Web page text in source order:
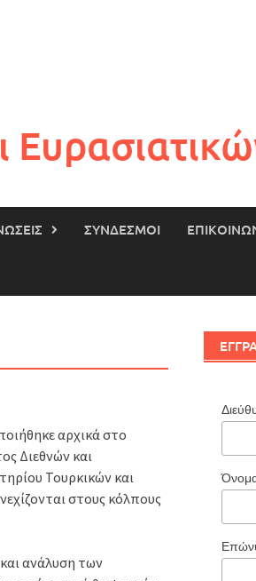
ΣΥΝΔΕΣΜΟΙ
αρχικά στο
Διεθνών και
Τουρκικών και
στους κόλπους
ανάλυση των